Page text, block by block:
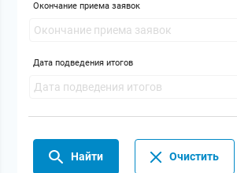
Окончание приема заявок
Дата подведения итогов
Найти Очистить